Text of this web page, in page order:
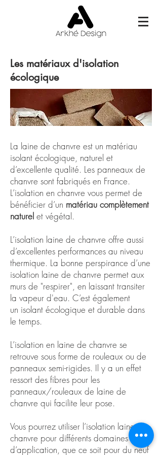
Les matériaux d'isolation
écologique
La laine de chanvre est un matériau
isolant écologique, naturel et
d’excellente qualité. Les panneaux de
chanvre sont fabriqués en France.
L’isolation en chanvre vous permet de
bénéficier d’un matériau complètement
naturel et végétal.
L’isolation laine de chanvre offre aussi
d’excellentes performances au niveau
thermique. La bonne perspirance d’une
isolation laine de chanvre permet aux
murs de "respirer", en laissant transiter
la vapeur d'eau. C’est également
un isolant écologique et durable dans
le temps.
L’isolation en laine de chanvre se
retrouve sous forme de rouleaux ou de
panneaux semi-rigides. Il y a un effet
ressort des fibres pour les
panneaux/rouleaux de laine de
chanvre qui facilite leur pose.
Vous pourrez utiliser l’isolation laine de
chanvre pour différents domaines
d’application, que ce soit pour du neuf